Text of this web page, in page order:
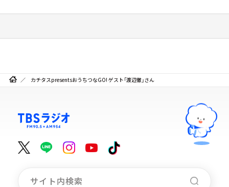
カチタスpresentsおうちつなGO! ゲスト「渡辺徹」さん